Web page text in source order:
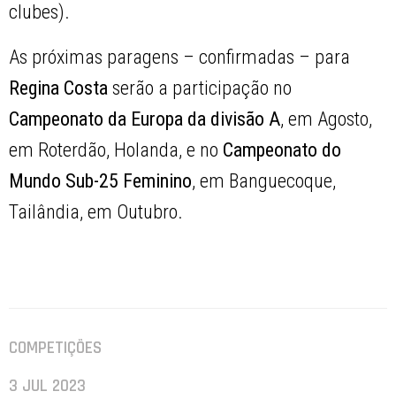
clubes).
As próximas paragens – confirmadas – para
Regina Costa serão a participação no
Campeonato da Europa da divisão A, em Agosto,
em Roterdão, Holanda, e no Campeonato do
Mundo Sub-25 Feminino, em Banguecoque,
Tailândia, em Outubro.
COMPETIÇÕES
3 JUL 2023